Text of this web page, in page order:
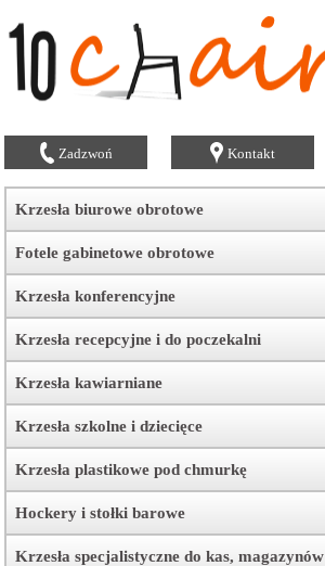
Zadzwoń Kontakt
Krzesła biurowe obrotowe
Fotele gabinetowe obrotowe
Krzesła konferencyjne
Krzesła recepcyjne i do poczekalni
Krzesła kawiarniane
Krzesła szkolne i dziecięce
Krzesła plastikowe pod chmurkę
Hockery i stołki barowe
Krzesła specjalistyczne do kas, magazynów